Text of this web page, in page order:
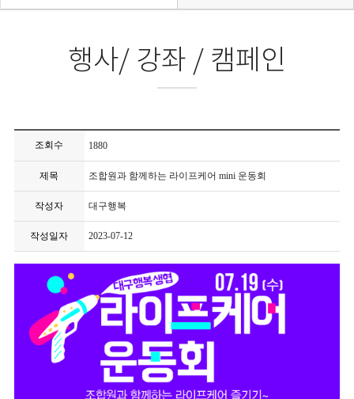
행사/ 강좌 / 캠페인
조회수 1880
제목 조합원과 함께하는 라이프케어 mini 운동회
작성자 대구행복
작성일자 2023-07-12